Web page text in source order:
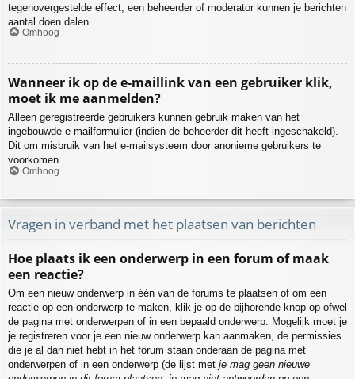
tegenovergestelde effect, een beheerder of moderator kunnen je berichten
aantal doen dalen.
Omhoog
Wanneer ik op de e-maillink van een gebruiker klik,
moet ik me aanmelden?
Alleen geregistreerde gebruikers kunnen gebruik maken van het
ingebouwde e-mailformulier (indien de beheerder dit heeft ingeschakeld).
Dit om misbruik van het e-mailsysteem door anonieme gebruikers te
voorkomen.
Omhoog
Vragen in verband met het plaatsen van berichten
Hoe plaats ik een onderwerp in een forum of maak
een reactie?
Om een nieuw onderwerp in één van de forums te plaatsen of om een
reactie op een onderwerp te maken, klik je op de bijhorende knop op ofwel
de pagina met onderwerpen of in een bepaald onderwerp. Mogelijk moet je
je registreren voor je een nieuw onderwerp kan aanmaken, de permissies
die je al dan niet hebt in het forum staan onderaan de pagina met
onderwerpen of in een onderwerp (de lijst met je mag geen nieuwe